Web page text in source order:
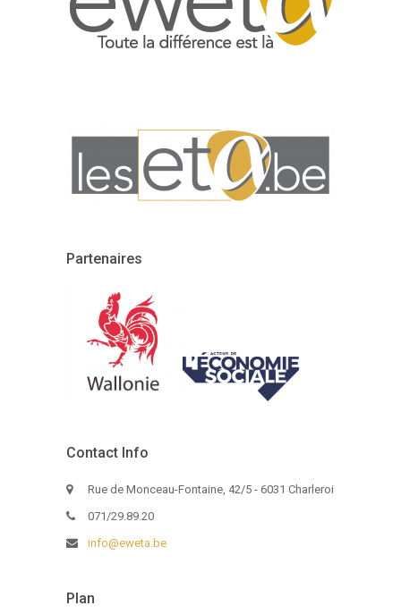
Partenaires
Contact Info
Rue de Monceau-Fontaine, 42/5 - 6031 Charleroi
071/29.89.20
info@eweta.be
Plan